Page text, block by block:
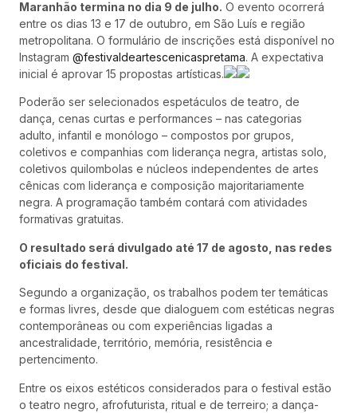
Maranhão termina no dia 9 de julho. O evento ocorrerá
entre os dias 13 e 17 de outubro, em São Luís e região
metropolitana. O formulário de inscrições está disponível no
Instagram @festivaldeartescenicaspretama. A expectativa
inicial é aprovar 15 propostas artísticas.
Poderão ser selecionados espetáculos de teatro, de
dança, cenas curtas e performances – nas categorias
adulto, infantil e monólogo – compostos por grupos,
coletivos e companhias com liderança negra, artistas solo,
coletivos quilombolas e núcleos independentes de artes
cênicas com liderança e composição majoritariamente
negra. A programação também contará com atividades
formativas gratuitas.
O resultado será divulgado até 17 de agosto, nas redes
oficiais do festival.
Segundo a organização, os trabalhos podem ter temáticas
e formas livres, desde que dialoguem com estéticas negras
contemporâneas ou com experiências ligadas a
ancestralidade, território, memória, resistência e
pertencimento.
Entre os eixos estéticos considerados para o festival estão
o teatro negro, afrofuturista, ritual e de terreiro; a dança-